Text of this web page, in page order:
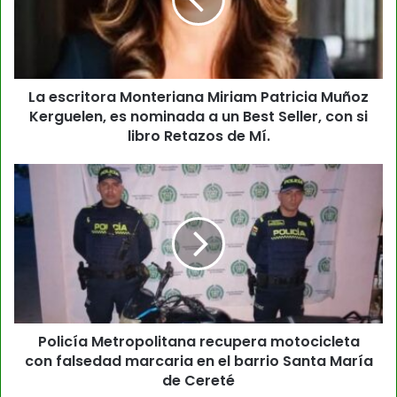
La escritora Monteriana Miriam Patricia Muñoz
Kerguelen, es nominada a un Best Seller, con si
libro Retazos de Mí.
Policía Metropolitana recupera motocicleta
con falsedad marcaria en el barrio Santa María
de Cereté